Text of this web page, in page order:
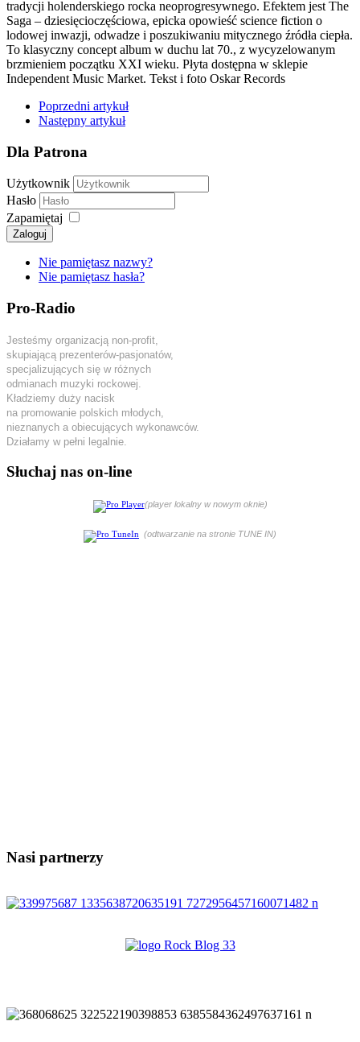
tradycji holenderskiego rocka neoprogresywnego. Efektem jest The
Saga – dziesięcioczęściowa, epicka opowieść science fiction o
lodowej inwazji, odwadze i poszukiwaniu mitycznego źródła ciepła.
To klasyczny concept album w duchu lat 70., z wycyzelowanym
brzmieniem początku XXI wieku. Płyta dostępna w sklepie
Independent Music Market. Tekst i foto Oskar Records
Poprzedni artykuł
Następny artykuł
Dla Patrona
Użytkownik
Hasło
Zapamiętaj
Zaloguj
Nie pamiętasz nazwy?
Nie pamiętasz hasła?
Pro-Radio
Jesteśmy organizacją non-profit,
skupiającą prezenterów-pasjonatów,
specjalizujących się w różnych
odmianach muzyki rockowej.
Kładziemy duży nacisk
na promowanie polskich młodych,
nieznanych a obiecujących wykonawców.
Działamy w pełni legalnie.
Słuchaj nas on-line
(player lokalny w nowym oknie)
(odtwarzanie na stronie TUNE IN)
Nasi partnerzy